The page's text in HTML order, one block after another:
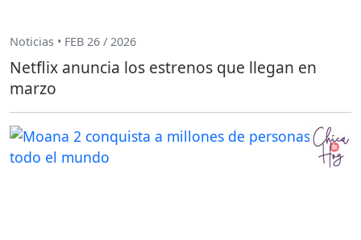
Noticias • FEB 26 / 2026
Netflix anuncia los estrenos que llegan en
marzo